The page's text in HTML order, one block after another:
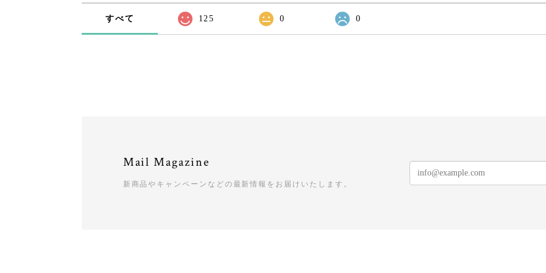
すべて 125 0 0
Mail Magazine
新商品やキャンペーンなどの最新情報をお届けいたします。